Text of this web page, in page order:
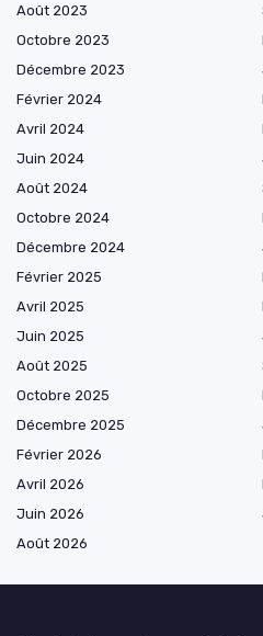
Août 2023
Octobre 2023
Décembre 2023
Février 2024
Avril 2024
Juin 2024
Août 2024
Octobre 2024
Décembre 2024
Février 2025
Avril 2025
Juin 2025
Août 2025
Octobre 2025
Décembre 2025
Février 2026
Avril 2026
Juin 2026
Août 2026